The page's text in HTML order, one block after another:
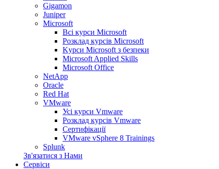
Gigamon
Juniper
Microsoft
Всі курси Microsoft
Розклад курсів Microsoft
Kyрси Microsoft з безпеки
Microsoft Applied Skills
Microsoft Office
NetApp
Oracle
Red Hat
VMware
Усі курси Vmware
Розклад курсів Vmware
Сертифікації
VMware vSphere 8 Trainings
Splunk
Зв'язатися з Нами
Сервіси